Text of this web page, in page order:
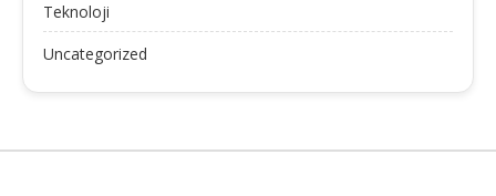
Teknoloji
Uncategorized